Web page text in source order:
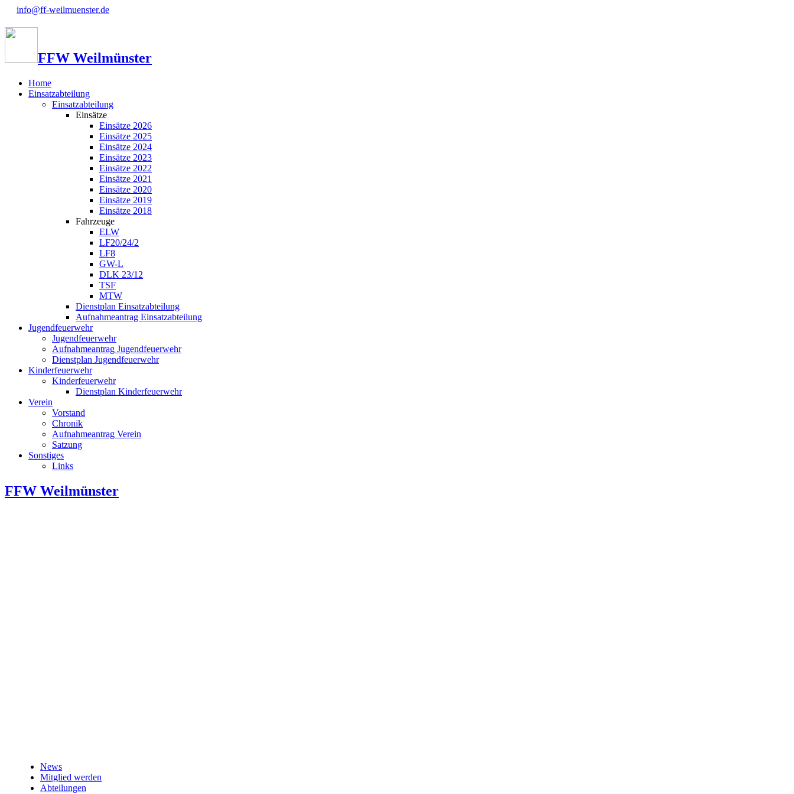
info@ff-weilmuenster.de
FFW Weilmünster
Home
Einsatzabteilung
Einsatzabteilung
Einsätze
Einsätze 2026
Einsätze 2025
Einsätze 2024
Einsätze 2023
Einsätze 2022
Einsätze 2021
Einsätze 2020
Einsätze 2019
Einsätze 2018
Fahrzeuge
ELW
LF20/24/2
LF8
GW-L
DLK 23/12
TSF
MTW
Dienstplan Einsatzabteilung
Aufnahmeantrag Einsatzabteilung
Jugendfeuerwehr
Jugendfeuerwehr
Aufnahmeantrag Jugendfeuerwehr
Dienstplan Jugendfeuerwehr
Kinderfeuerwehr
Kinderfeuerwehr
Dienstplan Kinderfeuerwehr
Verein
Vorstand
Chronik
Aufnahmeantrag Verein
Satzung
Sonstiges
Links
FFW Weilmünster
News
Mitglied werden
Abteilungen